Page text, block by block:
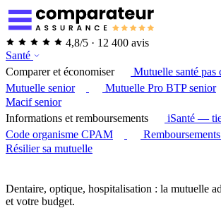
4,8/5 · 12 400 avis
Santé
Comparer et économiser
Mutuelle santé pas
Mutuelle senior
Mutuelle Pro BTP senior
Macif senior
Informations et remboursements
iSanté —
Code organisme CPAM
Résilier sa mutuelle
Dentaire, optique, hospitalisation : la mutuelle
et votre budget.